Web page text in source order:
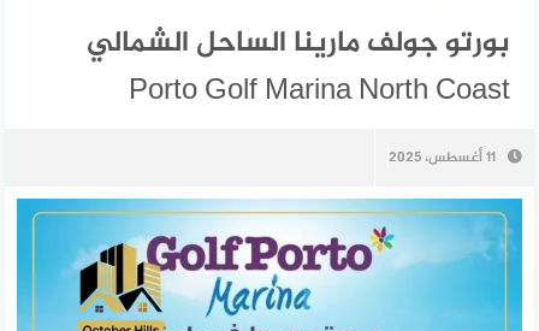
بورتو جولف مارينا الساحل الشمالي
Porto Golf Marina North Coast
11 أغسطس، 2025